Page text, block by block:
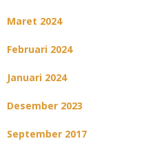
Maret 2024
Februari 2024
Januari 2024
Desember 2023
September 2017